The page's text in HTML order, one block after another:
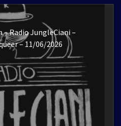
Radio JungleCiani –
– 11/06/2026